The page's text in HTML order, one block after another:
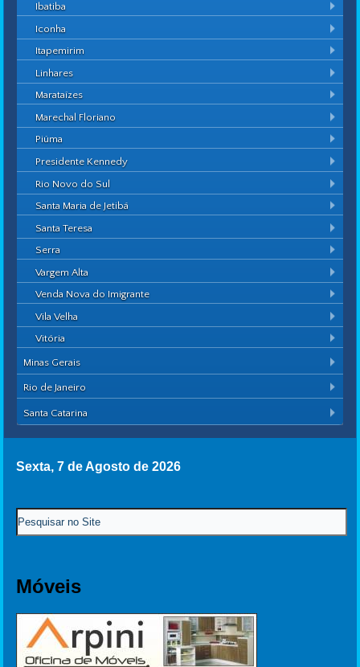
Ibatiba
Iconha
Itapemirim
Linhares
Marataízes
Marechal Floriano
Piúma
Presidente Kennedy
Rio Novo do Sul
Santa Maria de Jetibá
Santa Teresa
Serra
Vargem Alta
Venda Nova do Imigrante
Vila Velha
Vitória
Minas Gerais
Rio de Janeiro
Santa Catarina
Sexta, 7 de Agosto de 2026
Móveis